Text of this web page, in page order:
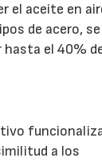
el aceite en
de acero, se
el 40%
a los